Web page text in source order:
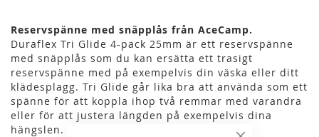
Reservspänne med snäpplås från AceCamp.
Duraflex Tri Glide 4-pack 25mm är ett reservspänne
med snäpplås som du kan ersätta ett trasigt
reservspänne med på exempelvis din väska eller ditt
klädesplagg. Tri Glide går lika bra att använda som ett
spänne för att koppla ihop två remmar med varandra
eller för att justera längden på exempelvis dina
hängslen.